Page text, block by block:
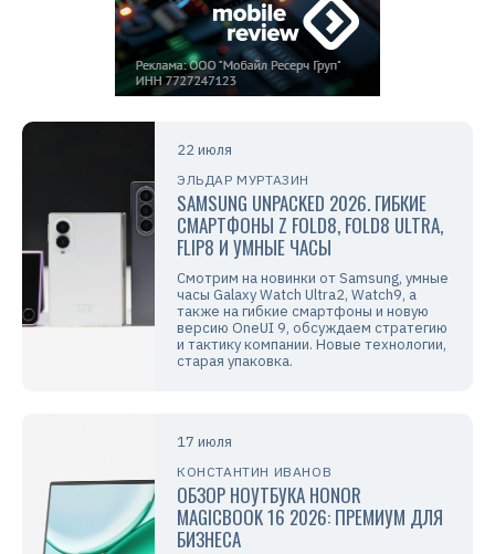
22 июля
ЭЛЬДАР МУРТАЗИН
SAMSUNG UNPACKED 2026. ГИБКИЕ
СМАРТФОНЫ Z FOLD8, FOLD8 ULTRA,
FLIP8 И УМНЫЕ ЧАСЫ
Смотрим на новинки от Samsung, умные
часы Galaxy Watch Ultra2, Watch9, а
также на гибкие смартфоны и новую
версию OneUI 9, обсуждаем стратегию
и тактику компании. Новые технологии,
старая упаковка.
17 июля
КОНСТАНТИН ИВАНОВ
ОБЗОР НОУТБУКА HONOR
MAGICBOOK 16 2026: ПРЕМИУМ ДЛЯ
БИЗНЕСА